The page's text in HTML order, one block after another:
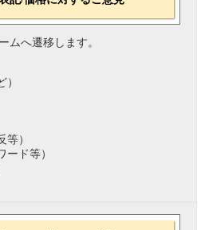
ムへ遷移します。
）
等）
ード等）